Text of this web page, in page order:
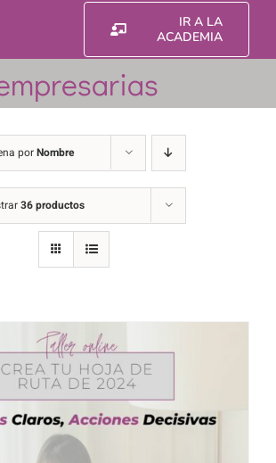
IR A LA
ACADEMIA
porNombre
36 productos